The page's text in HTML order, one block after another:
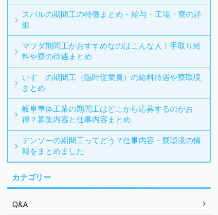
スバルの期間工の特徴まとめ - 給与・工場・寮の詳
細
マツダ期間工がおすすめなのはこんな人！手取り給
料や寮の待遇まとめ
いすゞの期間工（臨時従業員）の給料待遇や寮環境
まとめ
岐阜車体工業の期間工はどこから応募するのがお
得？募集内容と仕事内容まとめ
デンソーの期間工ってどう？仕事内容・寮環境の情
報をまとめました
カテゴリー
Q&A